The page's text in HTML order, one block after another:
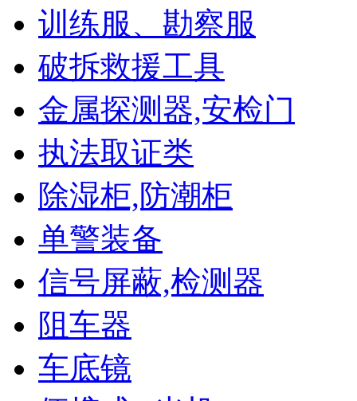
训练服、勘察服
破拆救援工具
金属探测器,安检门
执法取证类
除湿柜,防潮柜
单警装备
信号屏蔽,检测器
阻车器
车底镜